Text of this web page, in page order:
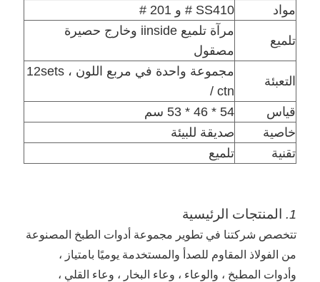
مواد
SS410 # و 201 #
تلميع
مرآة تلميع iinside وخارج حصيرة
مصقول
التعبئة
مجموعة واحدة في مربع اللون ، 12sets
/ ctn
قياس
54 * 46 * 53 سم
خاصية
صديقة للبيئة
تقنية
تلميع
1. المنتجات الرئيسية
تتخصص شركتنا في تطوير مجموعة أدوات الطبخ المصنوعة
من الفولاذ المقاوم للصدأ والمستخدمة يوميًا بامتياز ،
وأدوات المطبخ ، والوعاء ، وعاء البخار ، وعاء القلي ،